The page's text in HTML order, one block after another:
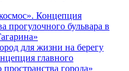
Концепция
прогулочного бульвара в
для жизни на берегу
главного
города»